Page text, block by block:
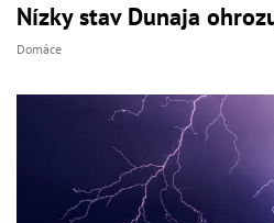
Nízky stav Dunaja
Domáce